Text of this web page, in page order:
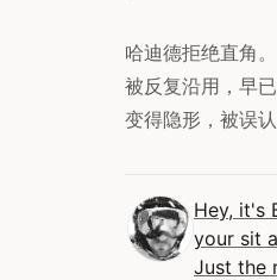
哈迪德拒绝直角
被反复沿用，早
变得隐形，被误
Hey, it's
your sit
Just the